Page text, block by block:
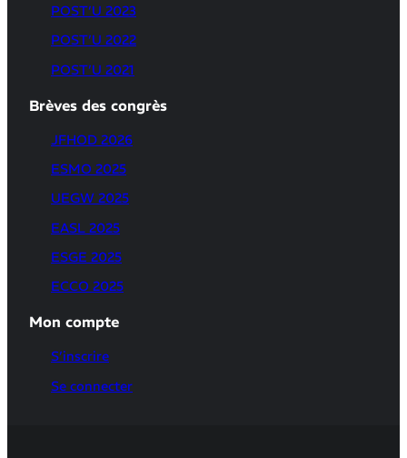
POST’U 2023
POST’U 2022
POST’U 2021
Brèves des congrès
JFHOD 2026
ESMO 2025
UEGW 2025
EASL 2025
ESGE 2025
ECCO 2025
Mon compte
S’inscrire
Se connecter